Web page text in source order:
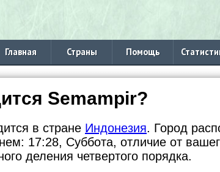
Главная Страны Помощь
Semampir?
в стране Индонезия. Город
17:28, Суббота, отличие от
деления четвертого порядка.